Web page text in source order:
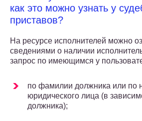
как это можно узнать у
приставов?
На ресурсе исполнителей можно
сведениями о наличии
запрос по имеющимся у
по фамилии должника или по
юридического лица (в
должника);